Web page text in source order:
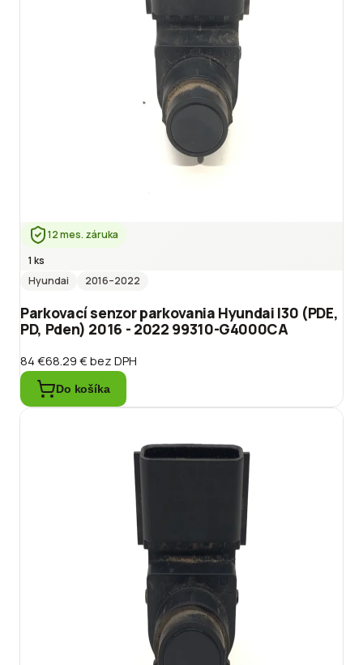
12 mes. záruka
1 ks
Hyundai
2016–2022
Parkovací senzor parkovania Hyundai I30 (PDE,
PD, Pden) 2016 - 2022 99310-G4000CA
84 €68.29 €bez DPH
Do košíka